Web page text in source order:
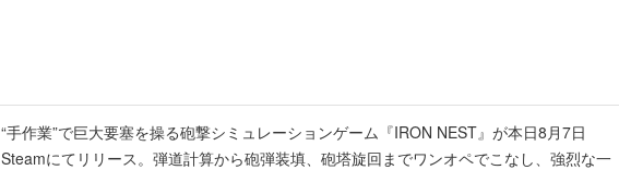
“手作業”で巨大要塞を操る砲撃シミュレーションゲーム『IRON NEST』が本日8月7日
Steamにてリリース。弾道計算から砲弾装填、砲塔旋回までワンオペでこなし、強烈な一